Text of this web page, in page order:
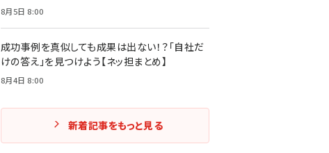
8月5日 8:00
成功事例を真似しても成果は出ない！？「自社だ
けの答え」を見つけよう【ネッ担まとめ】
8月4日 8:00
新着記事をもっと見る